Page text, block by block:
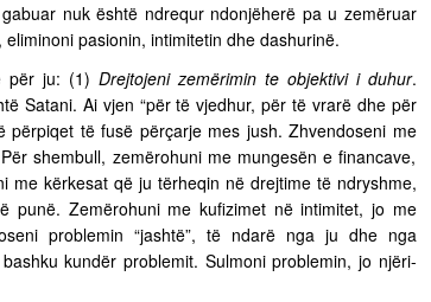
nuk është ndrequr ndonjëherë pa u zemëruar
pasionin, intimitetin dhe dashurinë.
për ju: (1) Drejtojeni zemërimin te objektivi i duhur.
Satani. Ai vjen “për të vjedhur, për të vrarë dhe për
të fusë përçarje mes jush. Zhvendoseni me
shembull, zemërohuni me mungesën e financave,
me kërkesat që ju tërheqin në drejtime të ndryshme,
punë. Zemërohuni me kufizimet në intimitet, jo me
problemin “jashtë”, të ndarë nga ju dhe nga
kundër problemit. Sulmoni problemin, jo njëri-